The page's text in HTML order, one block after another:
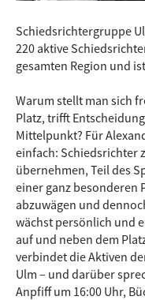
Schiedsrichtergruppe
220 aktive
gesamten Region und
Warum stellt man sich
Platz, trifft
Mittelpunkt? Für
einfach: Schiedsrichter
übernehmen, Teil des
einer ganz besonderen
abzuwägen und
wächst persönlich und
auf und neben dem
verbindet die Aktiven
Ulm – und darüber
Anpfiff um 16:00 Uhr,